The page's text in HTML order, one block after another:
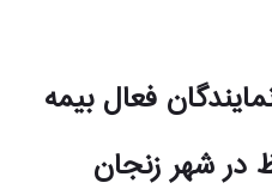
فعال بیمه
در شهر زنجان